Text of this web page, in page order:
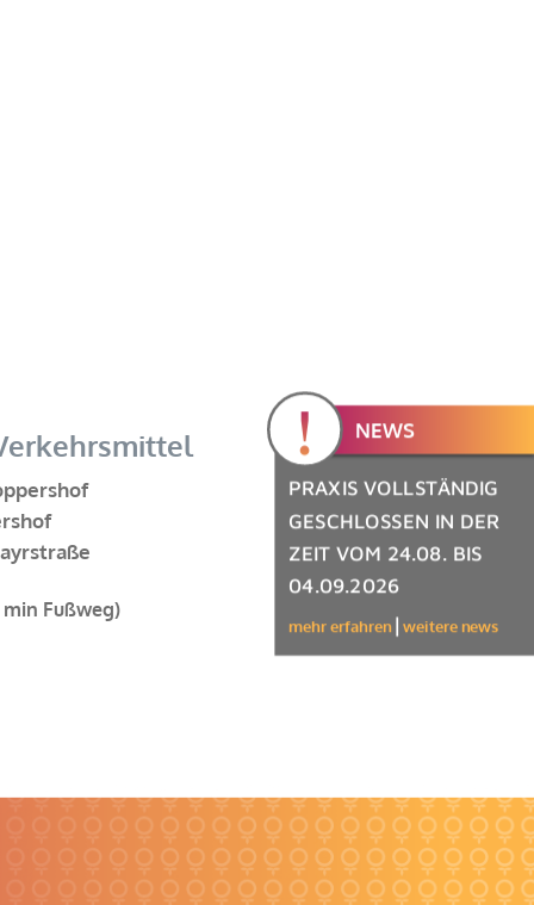
! NEWS
PRAXIS VOLLSTÄNDIG
GESCHLOSSEN IN DER
ZEIT VOM 24.08. BIS
04.09.2026
mehr erfahren weitere news
Fußweg)